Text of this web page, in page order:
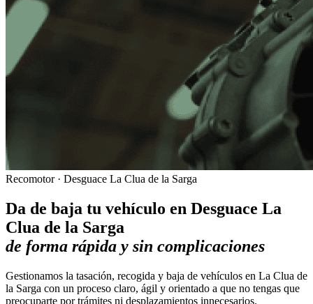
Recomotor · Desguace La Clua de la Sarga
Da de baja tu vehículo en Desguace La
Clua de la Sarga
de forma rápida y sin complicaciones
Gestionamos la tasación, recogida y baja de vehículos en La Clua de
la Sarga con un proceso claro, ágil y orientado a que no tengas que
preocuparte por trámites ni desplazamientos innecesarios.